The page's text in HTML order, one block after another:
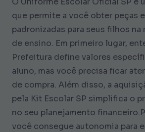
que permite a você obter peças
padronizadas para seus filhos
de ensino. Em primeiro lugar,
Prefeitura define valores
aluno, mas você precisa ficar
de compra. Além disso, a
pela Kit Escolar SP simplifica o
no seu planejamento
você consegue autonomia para